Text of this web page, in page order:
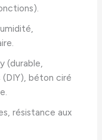
(durable,
(DIY), béton ciré
résistance aux